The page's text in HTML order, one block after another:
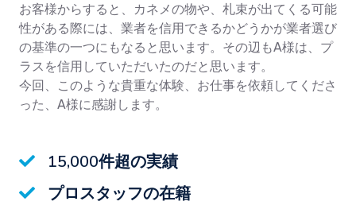
お客様からすると、カネメの物や、札束が出てくる可能
性がある際には、業者を信用できるかどうかが業者選び
の基準の一つにもなると思います。その辺もA様は、プ
ラスを信用していただいたのだと思います。
今回、このような貴重な体験、お仕事を依頼してくださ
った、A様に感謝します。
15,000件超の実績
プロスタッフの在籍